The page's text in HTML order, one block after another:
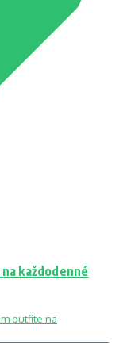
každodenné